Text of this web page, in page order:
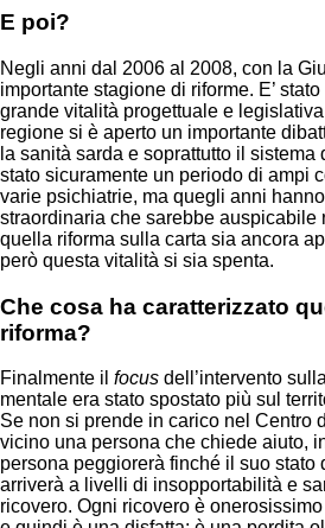
E poi?
Negli anni dal 2006 al 2008, con la
importante stagione di riforme. E’
grande vitalità progettuale e
regione si è aperto un importante
la sanità sarda e soprattutto il sistema
stato sicuramente un periodo di ampi
varie psichiatrie, ma quegli anni
straordinaria che sarebbe auspicabile
quella riforma sulla carta sia ancora
però questa vitalità si sia spenta.
Che cosa ha caratterizzato
riforma?
Finalmente il focus dell’intervento
mentale era stato spostato più sul
Se non si prende in carico nel Centro
vicino una persona che chiede aiuto,
persona peggiorerà finché il suo stato
arriverà a livelli di insopportabilità e
ricovero. Ogni ricovero è